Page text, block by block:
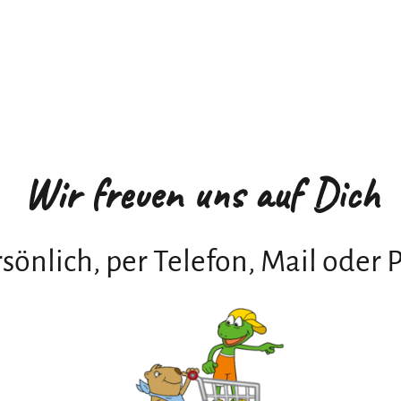
Wir freuen uns auf Dich
per Telefon, Mail oder